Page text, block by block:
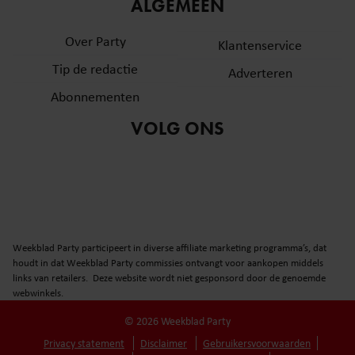
partners kunnen deze gegevens combineren met andere
verzameld op basis van uw gebruik van hun services. U
gaat akkoord met onze cookies als u onze website blijft
ALGEMEEN
Over Party
Tip de redactie
Abonnementen
Klantenservice
Adverteren
VOLG ONS
Weekblad Party participeert in diverse affiliate marketing programma’s, dat
houdt in dat Weekblad Party commissies ontvangt voor aankopen middels
links van retailers. Deze website wordt niet gesponsord door de genoemde
webwinkels.
© 2026 Weekblad Party
Privacy statement
Disclaimer
Gebruikersvoorwaarden